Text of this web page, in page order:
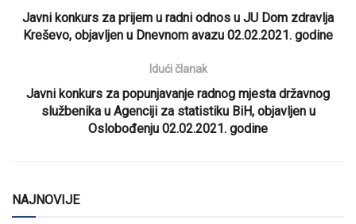
Javni konkurs za prijem u radni odnos u JU Dom zdravlja
Kreševo, objavljen u Dnevnom avazu 02.02.2021. godine
Idući članak
Javni konkurs za popunjavanje radnog mjesta državnog
službenika u Agenciji za statistiku BiH, objavljen u
Oslobođenju 02.02.2021. godine
NAJNOVIJE